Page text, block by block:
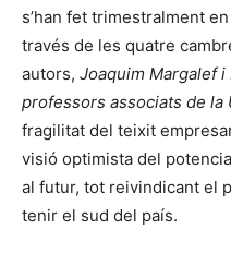
s’han fet trimestralment
través de les quatre
autors, Joaquim Margalef
professors associats de la
fragilitat del teixit
visió optimista del
al futur, tot reivindicant el
tenir el sud del país.